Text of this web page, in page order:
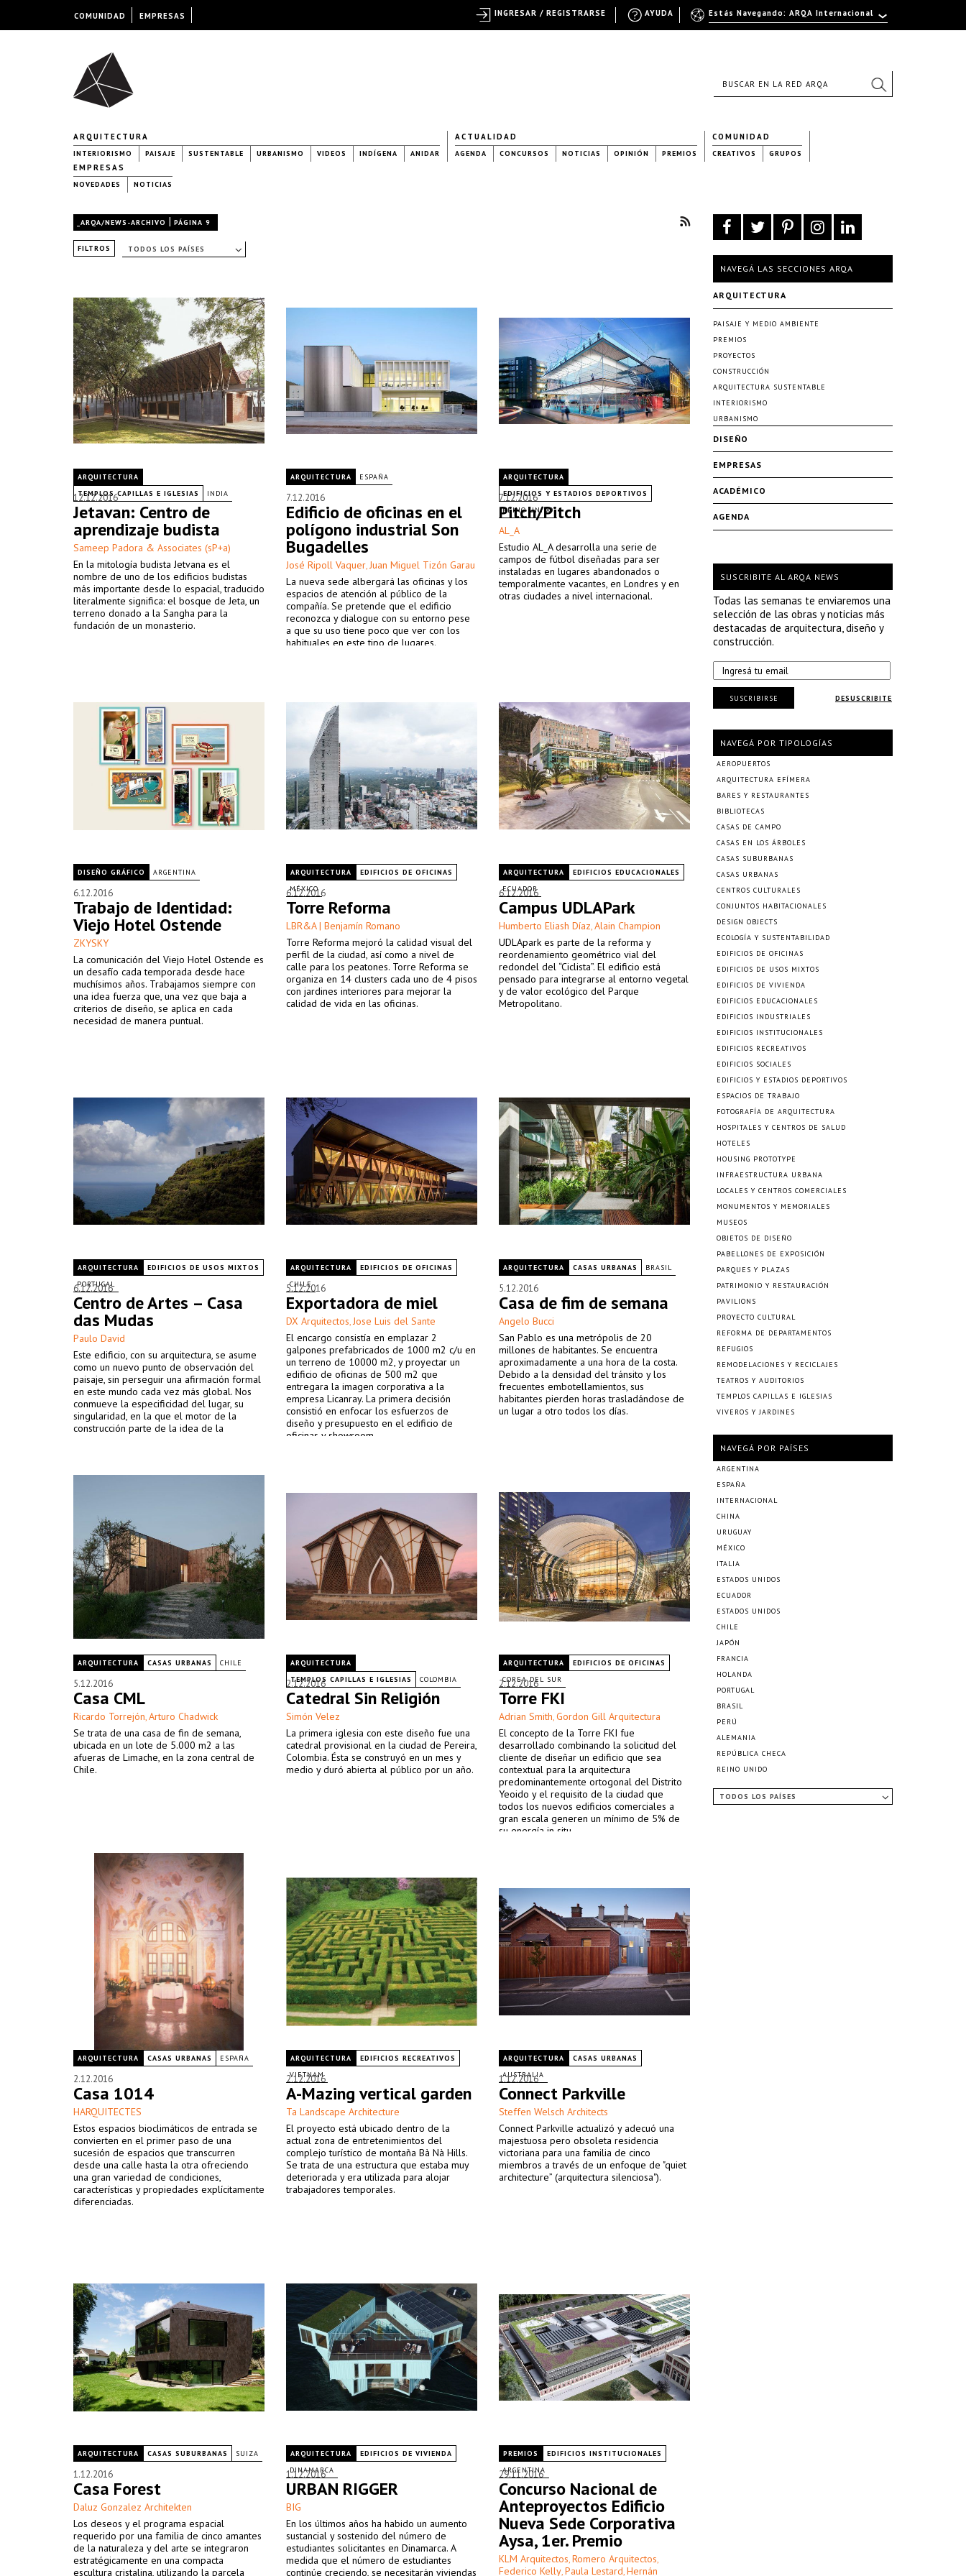
ARQUITECTURA
INTERIORISMO PAISAJE SUSTENTABLE URBANISMO VIDEOS INDÍGENA ANIDAR
ACTUALIDAD
AGENDA CONCURSOS NOTICIAS OPINIÓN PREMIOS
COMUNIDAD
CREATIVOS GRUPOS
EMPRESAS
NOVEDADES NOTICIAS
_ARQA/NEWS-ARCHIVO | PÁGINA 9
FILTROS TODOS LOS PAÍSES
ARQUITECTURA
TEMPLOS CAPILLAS E IGLESIAS
INDIA
12.12.2016
Jetavan: Centro de
aprendizaje budista
Sameep Padora & Associates (sP+a)
En la mitología budista Jetvana es el
nombre de uno de los edificios budistas
más importante desde lo espacial, traducido
literalmente significa: el bosque de Jeta, un
terreno donado a la Sangha para la
fundación de un monasterio.
ARQUITECTURA ESPAÑA
7.12.2016
Edificio de oficinas en el
polígono industrial Son
Bugadelles
José Ripoll Vaquer, Juan Miguel Tizón Garau
La nueva sede albergará las oficinas y los
espacios de atención al público de la
compañía. Se pretende que el edificio
reconozca y dialogue con su entorno pese
a que su uso tiene poco que ver con los
habituales en este tipo de lugares.
ARQUITECTURA
EDIFICIOS Y ESTADIOS DEPORTIVOS
REINO UNIDO
7.12.2016
Pitch/Pitch
AL_A
Estudio AL_A desarrolla una serie de
campos de fútbol diseñadas para ser
instaladas en lugares abandonados o
temporalmente vacantes, en Londres y en
otras ciudades a nivel internacional.
DISEÑO GRÁFICO ARGENTINA
6.12.2016
Trabajo de Identidad:
Viejo Hotel Ostende
ZKYSKY
La comunicación del Viejo Hotel Ostende es
un desafío cada temporada desde hace
muchísimos años. Trabajamos siempre con
una idea fuerza que, una vez que baja a
criterios de diseño, se aplica en cada
necesidad de manera puntual.
ARQUITECTURA
EDIFICIOS DE OFICINAS
MÉXICO
6.12.2016
Torre Reforma
LBR&A | Benjamín Romano
Torre Reforma mejoró la calidad visual del
perfil de la ciudad, así como a nivel de
calle para los peatones. Torre Reforma se
organiza en 14 clusters cada uno de 4 pisos
con jardines interiores para mejorar la
calidad de vida en las oficinas.
ARQUITECTURA
EDIFICIOS EDUCACIONALES
ECUADOR
6.12.2016
Campus UDLAPark
Humberto Eliash Díaz, Alain Champion
UDLApark es parte de la reforma y
reordenamiento geométrico vial del
redondel del “Ciclista”. El edificio está
pensado para integrarse al entorno vegetal
y de valor ecológico del Parque
Metropolitano.
ARQUITECTURA
EDIFICIOS DE USOS MIXTOS
PORTUGAL
6.12.2016
Centro de Artes – Casa
das Mudas
Paulo David
Este edificio, con su arquitectura, se asume
como un nuevo punto de observación del
paisaje, sin perseguir una afirmación formal
en este mundo cada vez más global. Nos
conmueve la especificidad del lugar, su
singularidad, en la que el motor de la
construcción parte de la idea de la
ARQUITECTURA
EDIFICIOS DE OFICINAS
CHILE
5.12.2016
Exportadora de miel
DX Arquitectos, Jose Luis del Sante
El encargo consistía en emplazar 2
galpones prefabricados de 1000 m2 c/u en
un terreno de 10000 m2, y proyectar un
edificio de oficinas de 500 m2 que
entregara la imagen corporativa a la
empresa Licanray. La primera decisión
consistió en enfocar los esfuerzos de
diseño y presupuesto en el edificio de
oficinas y showroom.
ARQUITECTURA CASAS URBANAS BRASIL
5.12.2016
Casa de fim de semana
Angelo Bucci
San Pablo es una metrópolis de 20
millones de habitantes. Se encuentra
aproximadamente a una hora de la costa.
Debido a la densidad del tránsito y los
frecuentes embotellamientos, sus
habitantes pierden horas trasladándose de
un lugar a otro todos los días.
ARQUITECTURA CASAS URBANAS CHILE
5.12.2016
Casa CML
Ricardo Torrejón, Arturo Chadwick
Se trata de una casa de fin de semana,
ubicada en un lote de 5.000 m2 a las
afueras de Limache, en la zona central de
Chile.
ARQUITECTURA
TEMPLOS CAPILLAS E IGLESIAS
COLOMBIA
2.12.2016
Catedral Sin Religión
Simón Velez
La primera iglesia con este diseño fue una
catedral provisional en la ciudad de Pereira,
Colombia. Ésta se construyó en un mes y
medio y duró abierta al público por un año.
ARQUITECTURA
EDIFICIOS DE OFICINAS
COREA DEL SUR
2.12.2016
Torre FKI
Adrian Smith, Gordon Gill Arquitectura
El concepto de la Torre FKI fue
desarrollado combinando la solicitud del
cliente de diseñar un edificio que sea
contextual para la arquitectura
predominantemente ortogonal del Distrito
Yeoido y el requisito de la ciudad que
todos los nuevos edificios comerciales a
gran escala generen un mínimo de 5% de
su energía in situ.
ARQUITECTURA CASAS URBANAS ESPAÑA
2.12.2016
Casa 1014
HARQUITECTES
Estos espacios bioclimáticos de entrada se
convierten en el primer paso de una
sucesión de espacios que transcurren
desde una calle hasta la otra ofreciendo
una gran variedad de condiciones,
características y propiedades explícitamente
diferenciadas.
ARQUITECTURA
EDIFICIOS RECREATIVOS
VIETNAM
2.12.2016
A-Mazing vertical garden
Ta Landscape Architecture
El proyecto está ubicado dentro de la
actual zona de entretenimientos del
complejo turístico de montaña Bà Nà Hills.
Se trata de una estructura que estaba muy
deteriorada y era utilizada para alojar
trabajadores temporales.
ARQUITECTURA
CASAS URBANAS
AUSTRALIA
1.12.2016
Connect Parkville
Steffen Welsch Architects
Connect Parkville actualizó y adecuó una
majestuosa pero obsoleta residencia
victoriana para una familia de cinco
miembros a través de un enfoque de "quiet
architecture” (arquitectura silenciosa").
ARQUITECTURA CASAS SUBURBANAS SUIZA
1.12.2016
Casa Forest
Daluz Gonzalez Architekten
Los deseos y el programa espacial
requerido por una familia de cinco amantes
de la naturaleza y del arte se integraron
estratégicamente en una compacta
escultura cristalina, utilizando la parcela
ARQUITECTURA
EDIFICIOS DE VIVIENDA
DINAMARCA
1.12.2016
URBAN RIGGER
BIG
En los últimos años ha habido un aumento
sustancial y sostenido del número de
estudiantes solicitantes en Dinamarca. A
medida que el número de estudiantes
continúe creciendo, se necesitarán viviendas
PREMIOS
EDIFICIOS INSTITUCIONALES
ARGENTINA
29.11.2016
Concurso Nacional de
Anteproyectos Edificio
Nueva Sede Corporativa
Aysa, 1er. Premio
KLM Arquitectos, Romero Arquitectos,
Federico Kelly, Paula Lestard, Hernán
NAVEGÁ LAS SECCIONES ARQA
ARQUITECTURA
PAISAJE Y MEDIO AMBIENTE
PREMIOS
PROYECTOS
CONSTRUCCIÓN
ARQUITECTURA SUSTENTABLE
INTERIORISMO
URBANISMO
DISEÑO
EMPRESAS
ACADÉMICO
AGENDA
SUSCRIBITE AL ARQA NEWS
Todas las semanas te enviaremos una
selección de las obras y noticias más
destacadas de arquitectura, diseño y
construcción.
DESUSCRIBITE
SUSCRIBIRSE
NAVEGÁ POR TIPOLOGÍAS
AEROPUERTOS
ARQUITECTURA EFÍMERA
BARES Y RESTAURANTES
BIBLIOTECAS
CASAS DE CAMPO
CASAS EN LOS ÁRBOLES
CASAS SUBURBANAS
CASAS URBANAS
CENTROS CULTURALES
CONJUNTOS HABITACIONALES
DESIGN OBJECTS
ECOLOGÍA Y SUSTENTABILIDAD
EDIFICIOS DE OFICINAS
EDIFICIOS DE USOS MIXTOS
EDIFICIOS DE VIVIENDA
EDIFICIOS EDUCACIONALES
EDIFICIOS INDUSTRIALES
EDIFICIOS INSTITUCIONALES
EDIFICIOS RECREATIVOS
EDIFICIOS SOCIALES
EDIFICIOS Y ESTADIOS DEPORTIVOS
ESPACIOS DE TRABAJO
FOTOGRAFÍA DE ARQUITECTURA
HOSPITALES Y CENTROS DE SALUD
HOTELES
HOUSING PROTOTYPE
INFRAESTRUCTURA URBANA
LOCALES Y CENTROS COMERCIALES
MONUMENTOS Y MEMORIALES
MUSEOS
OBJETOS DE DISEÑO
PABELLONES DE EXPOSICIÓN
PARQUES Y PLAZAS
PATRIMONIO Y RESTAURACIÓN
PAVILIONS
PROYECTO CULTURAL
REFORMA DE DEPARTAMENTOS
REFUGIOS
REMODELACIONES Y RECICLAJES
TEATROS Y AUDITORIOS
TEMPLOS CAPILLAS E IGLESIAS
VIVEROS Y JARDINES
NAVEGÁ POR PAÍSES
ARGENTINA
ESPAÑA
INTERNACIONAL
CHINA
URUGUAY
MÉXICO
ITALIA
ESTADOS UNIDOS
ECUADOR
ESTADOS UNIDOS
CHILE
JAPÓN
FRANCIA
HOLANDA
PORTUGAL
BRASIL
PERÚ
ALEMANIA
REPÚBLICA CHECA
REINO UNIDO
TODOS LOS PAÍSES
COMUNIDAD EMPRESAS Estás Navegando: ARQA Internacional
AYUDA
INGRESAR / REGISTRARSE